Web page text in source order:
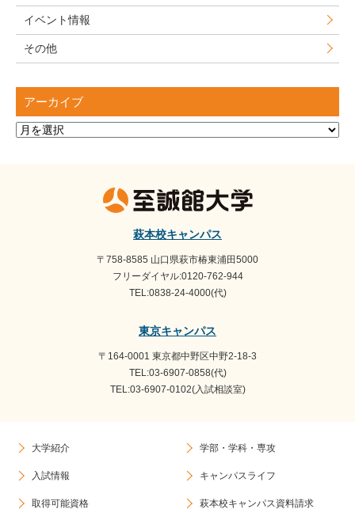
イベント情報
その他
アーカイブ
ア
萩本校キャンパス
〒758-8585 山口県萩市椿東浦田5000
フリーダイヤル:0120-762-944
TEL:0838-24-4000(代)
東京キャンパス
〒164-0001 東京都中野区中野2-18-3
TEL:03-6907-0858(代)
TEL:03-6907-0102(入試相談室)
大学紹介 学部・学科・専攻
入試情報 キャンパスライフ
取得可能資格 萩本校キャンパス資料請求